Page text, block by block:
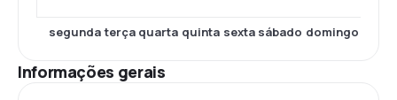
segunda terça quarta quinta sexta sábado domingo
Informações gerais